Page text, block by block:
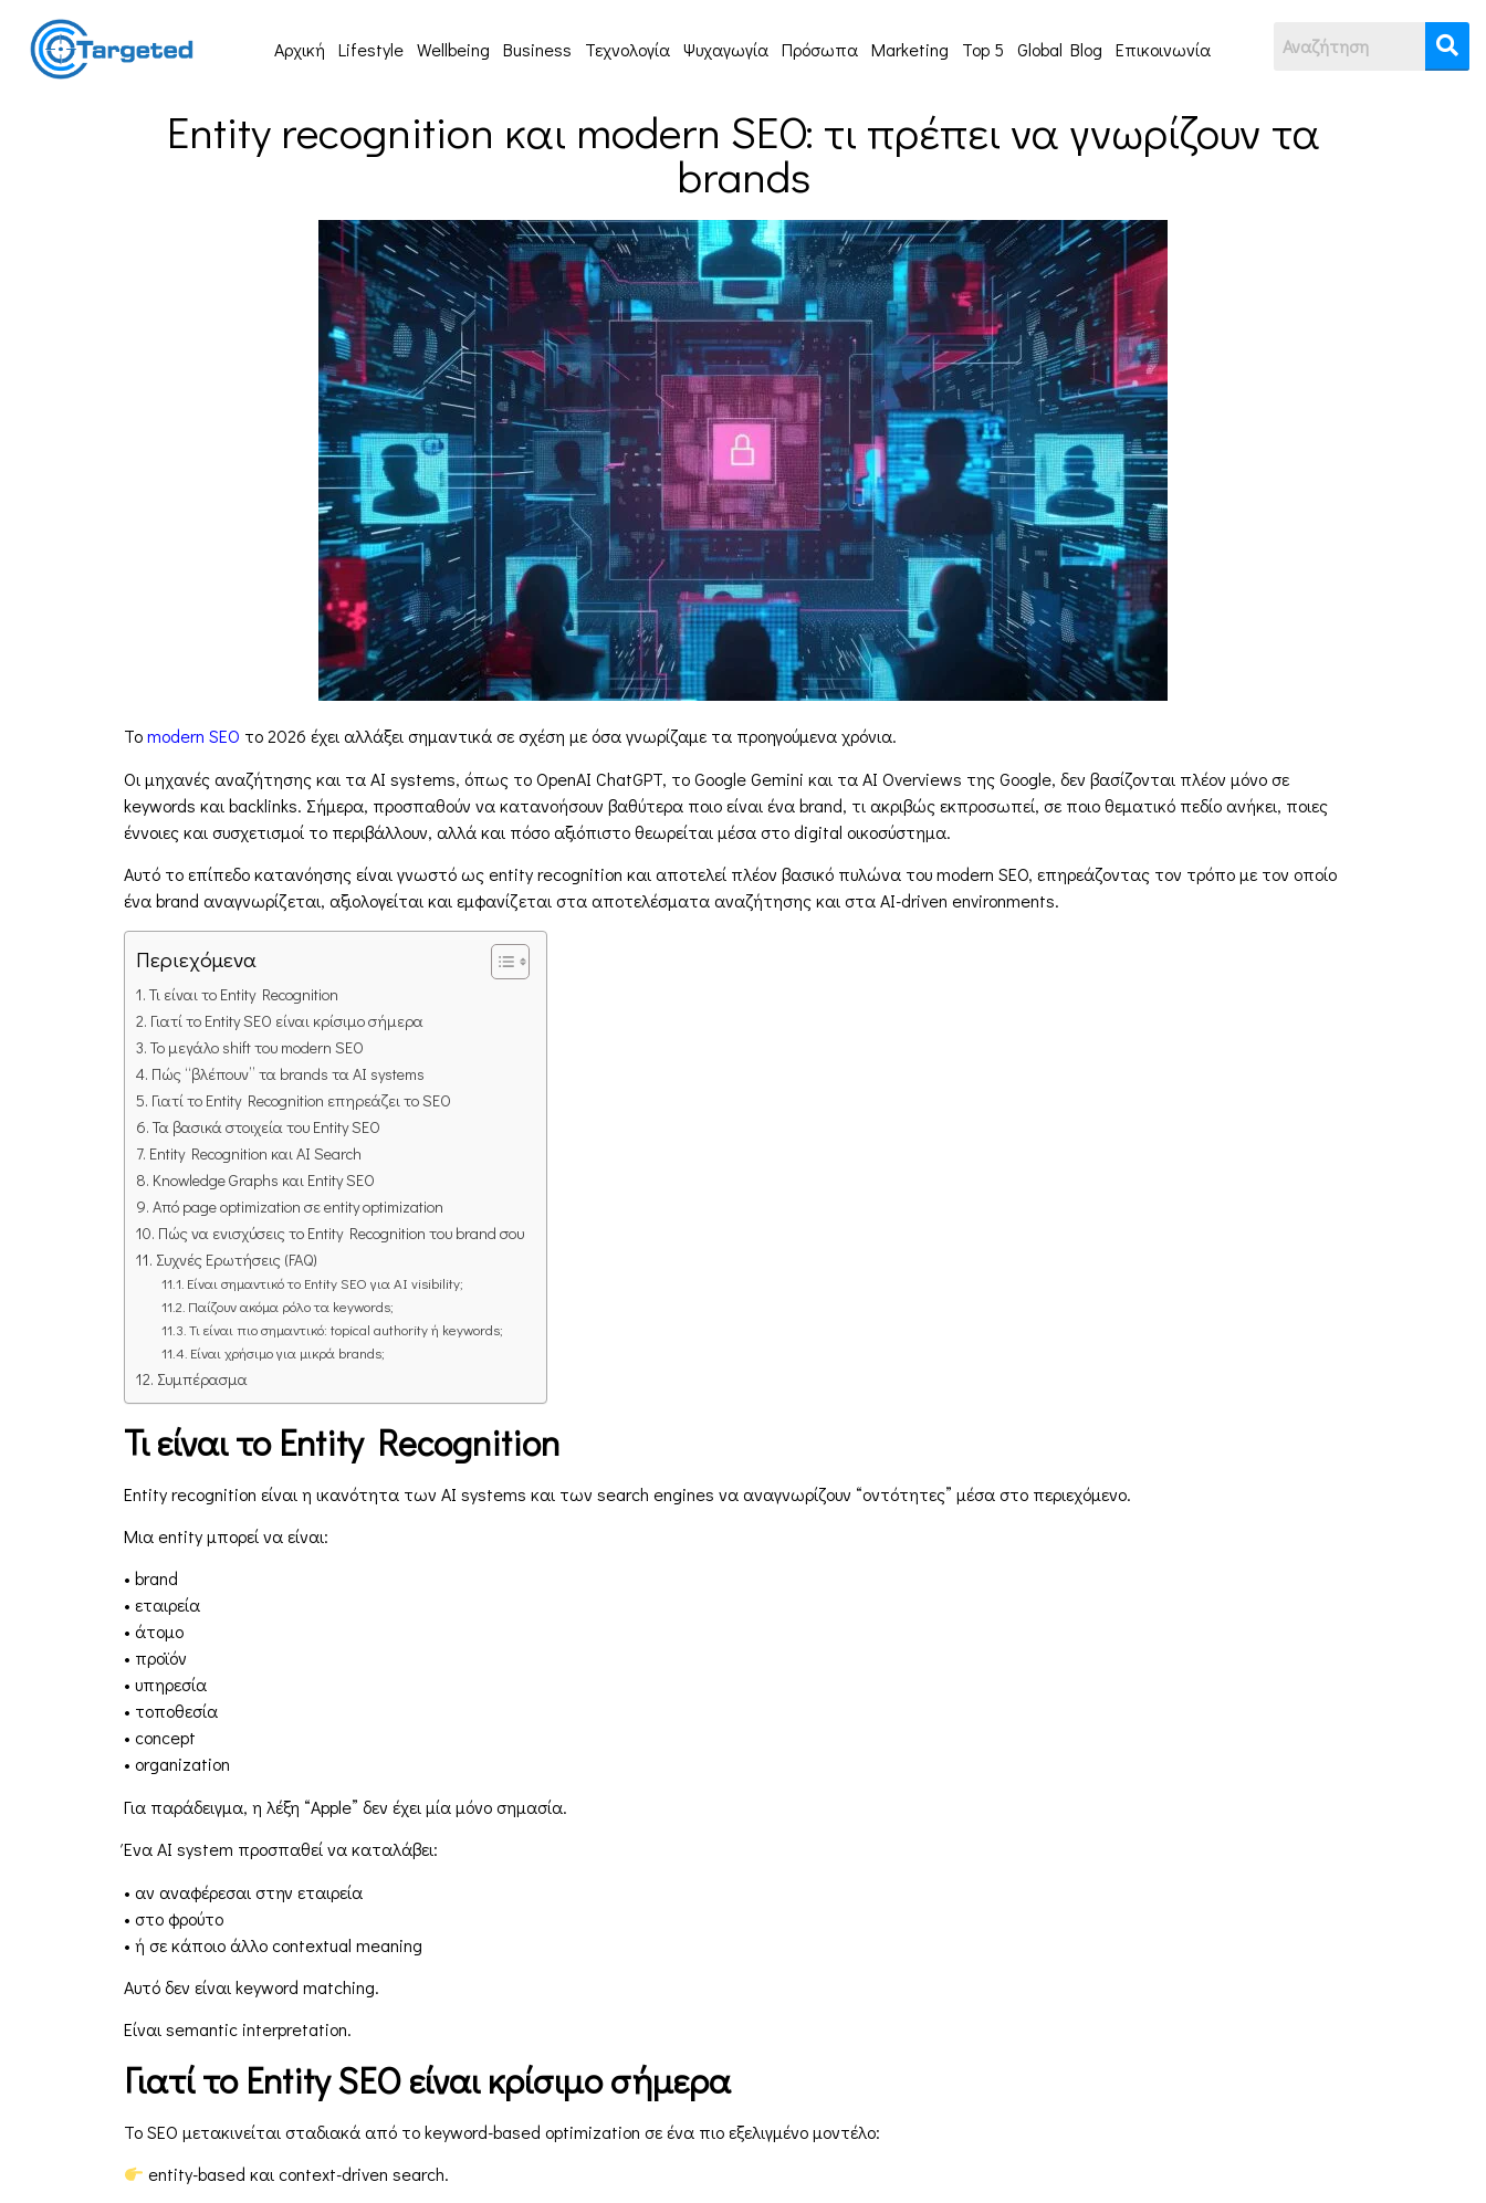
Αρχική Lifestyle Wellbeing Business Τεχνολογία Ψυχαγωγία Πρόσωπα Marketing Top 5 Global Blog Επικοινωνία
Entity recognition και modern SEO: τι πρέπει να γνωρίζουν τα
brands
Τοmodern SEO το 2026 έχει αλλάξει σημαντικά σε σχέση με όσα γνωρίζαμε τα προηγούμενα χρόνια.
Οι μηχανές αναζήτησης και τα AI systems, όπως το OpenAI ChatGPT, το Google Gemini και τα AI Overviews της Google, δεν βασίζονται πλέον μόνο σε
keywords και backlinks. Σήμερα, προσπαθούν να κατανοήσουν βαθύτερα ποιο είναι ένα brand, τι ακριβώς εκπροσωπεί, σε ποιο θεματικό πεδίο ανήκει, ποιες
έννοιες και συσχετισμοί το περιβάλλουν, αλλά και πόσο αξιόπιστο θεωρείται μέσα στο digital οικοσύστημα.
Αυτό το επίπεδο κατανόησης είναι γνωστό ως entity recognition και αποτελεί πλέον βασικό πυλώνα του modern SEO, επηρεάζοντας τον τρόπο με τον οποίο
ένα brand αναγνωρίζεται, αξιολογείται και εμφανίζεται στα αποτελέσματα αναζήτησης και στα AI-driven environments.
Περιεχόμενα
Τι είναι το Entity Recognition
Γιατί το Entity SEO είναι κρίσιμο σήμερα
Το μεγάλο shift του modern SEO
Πώς “βλέπουν” τα brands τα AI systems
Γιατί το Entity Recognition επηρεάζει το SEO
Τα βασικά στοιχεία του Entity SEO
Entity Recognition και AI Search
Knowledge Graphs και Entity SEO
Από page optimization σε entity optimization
Πώς να ενισχύσεις το Entity Recognition του brand σου
Συχνές Ερωτήσεις (FAQ)
Είναι σημαντικό το Entity SEO για AI visibility;
Παίζουν ακόμα ρόλο τα keywords;
Τι είναι πιο σημαντικό: topical authority ή keywords;
Είναι χρήσιμο για μικρά brands;
Συμπέρασμα
Τι είναι το Entity Recognition
Entity recognition είναι η ικανότητα των AI systems και των search engines να αναγνωρίζουν “οντότητες” μέσα στο περιεχόμενο.
Μια entity μπορεί να είναι:
• brand
• εταιρεία
• άτομο
• προϊόν
• υπηρεσία
• τοποθεσία
• concept
• organization
Για παράδειγμα, η λέξη “Apple” δεν έχει μία μόνο σημασία.
Ένα AI system προσπαθεί να καταλάβει:
• αν αναφέρεσαι στην εταιρεία
• στο φρούτο
• ή σε κάποιο άλλο contextual meaning
Αυτό δεν είναι keyword matching.
Είναι semantic interpretation.
Γιατί το Entity SEO είναι κρίσιμο σήμερα
Το SEO μετακινείται σταδιακά από το keyword-based optimization σε ένα πιο εξελιγμένο μοντέλο:
entity-based και context-driven search.